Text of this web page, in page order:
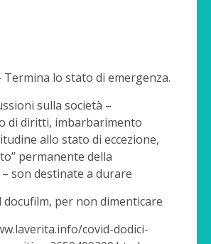
Termina lo stato di emergenza.
sulla società –
di diritti, imbarbarimento
allo stato di eccezione,
permanente della
son destinate a durare
docufilm, per non dimenticare
covid-dodici-